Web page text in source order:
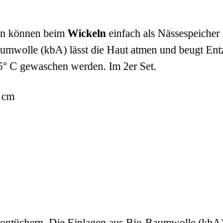
können beim Wickeln einfach als
(kbA) lässt die Haut atmen und beugt
C gewaschen werden. Im 2er Set.